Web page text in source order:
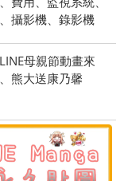
攝影機、錄影機
母親節動畫來
熊大送康乃馨